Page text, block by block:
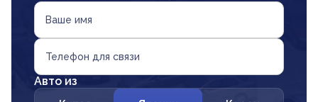
Ваше имя
Телефон для связи
Авто из